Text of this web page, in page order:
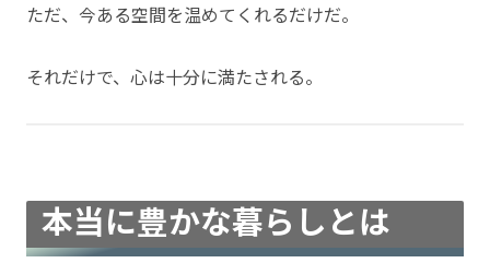
ただ、今ある空間を温めてくれるだけだ。
それだけで、心は十分に満たされる。
本当に豊かな暮らしとは